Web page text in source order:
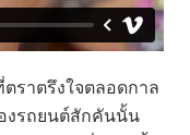
ราตรึงใจตลอดกาล
งรถยนต์สักคันนั้น